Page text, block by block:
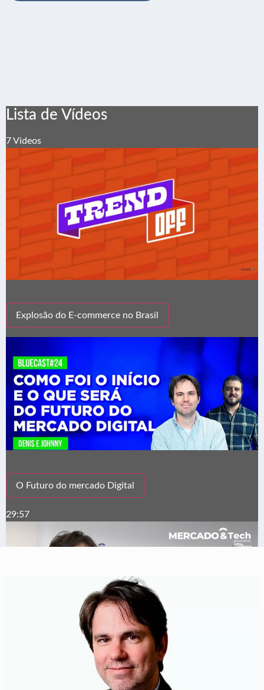
Lista de Vídeos
7 Videos
Explosão do E-commerce no Brasil
O Futuro do mercado Digital
29:57